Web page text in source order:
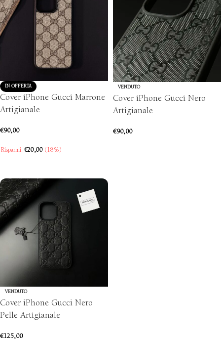
IN OFFERTA
Cover iPhone Gucci Marrone
Artigianale
€90,00
Risparmi: €20,00 (18%)
VENDUTO
Cover iPhone Gucci Nero
Artigianale
€90,00
VENDUTO
Cover iPhone Gucci Nero
Pelle Artigianale
€125,00